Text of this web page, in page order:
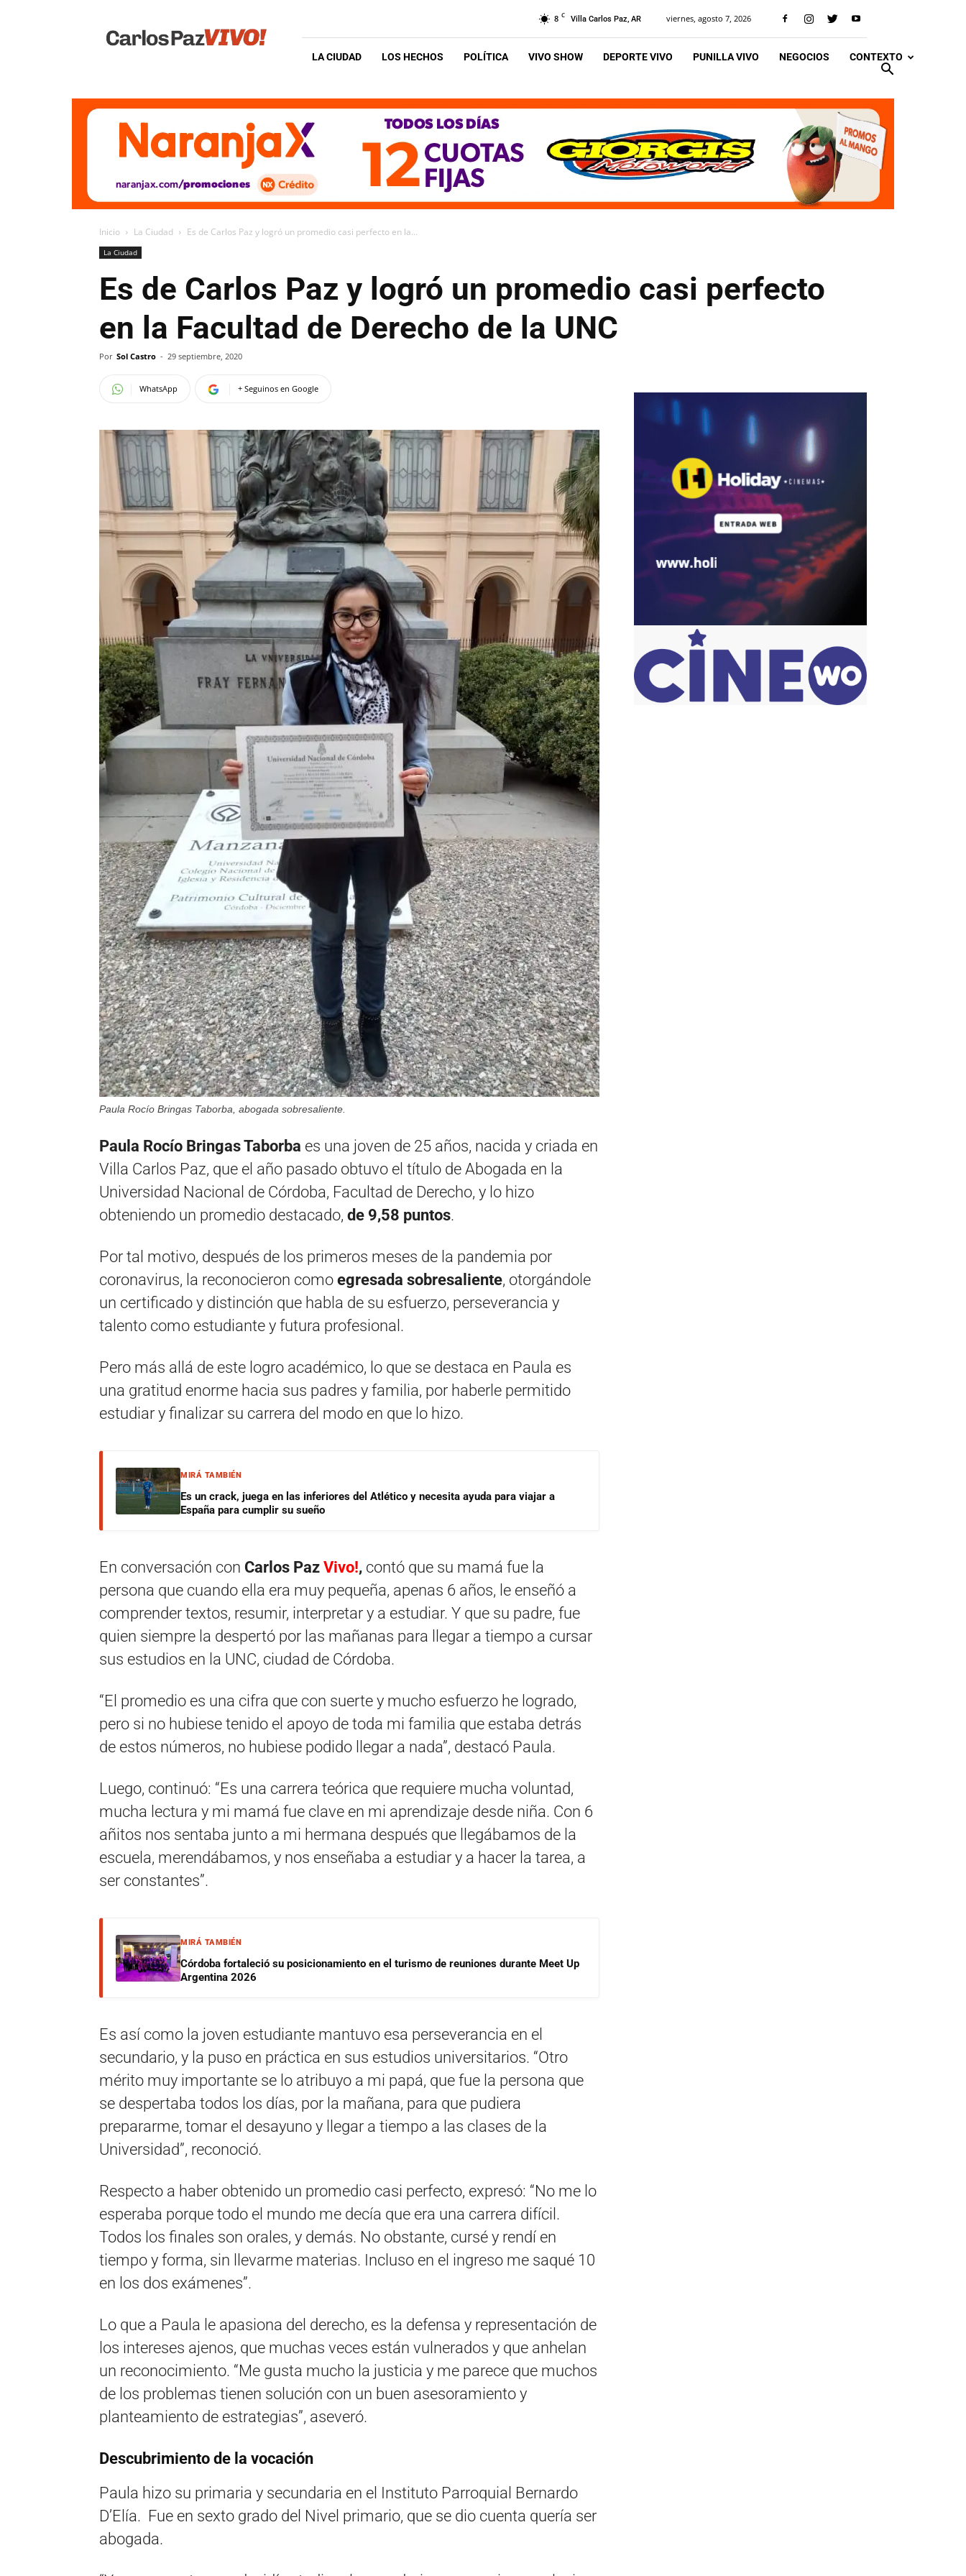
Vivo
8 C Villa Carlos Paz, AR viernes, agosto 7, 2026
LA CIUDAD LOS HECHOS POLÍTICA VIVO SHOW DEPORTE VIVO PUNILLA VIVO NEGOCIOS CONTEXTO
Inicio La Ciudad Es de Carlos Paz y logró un promedio casi perfecto en la...
La Ciudad
Es de Carlos Paz y logró un promedio casi perfecto
en la Facultad de Derecho de la UNC
Por Sol Castro - 29 septiembre, 2020
WhatsApp + Seguinos en Google
Paula Rocío Bringas Taborba, abogada sobresaliente.
Paula Rocío Bringas Taborba es una joven de 25 años, nacida y criada en
Villa Carlos Paz, que el año pasado obtuvo el título de Abogada en la
Universidad Nacional de Córdoba, Facultad de Derecho, y lo hizo
obteniendo un promedio destacado, de 9,58 puntos.
Por tal motivo, después de los primeros meses de la pandemia por
coronavirus, la reconocieron como egresada sobresaliente, otorgándole
un certificado y distinción que habla de su esfuerzo, perseverancia y
talento como estudiante y futura profesional.
Pero más allá de este logro académico, lo que se destaca en Paula es
una gratitud enorme hacia sus padres y familia, por haberle permitido
estudiar y finalizar su carrera del modo en que lo hizo.
MIRÁ TAMBIÉN
Es un crack, juega en las inferiores del Atlético y necesita ayuda para viajar a
España para cumplir su sueño
En conversación con Carlos Paz Vivo!, contó que su mamá fue la
persona que cuando ella era muy pequeña, apenas 6 años, le enseñó a
comprender textos, resumir, interpretar y a estudiar. Y que su padre, fue
quien siempre la despertó por las mañanas para llegar a tiempo a cursar
sus estudios en la UNC, ciudad de Córdoba.
“El promedio es una cifra que con suerte y mucho esfuerzo he logrado,
pero si no hubiese tenido el apoyo de toda mi familia que estaba detrás
de estos números, no hubiese podido llegar a nada”, destacó Paula.
Luego, continuó: “Es una carrera teórica que requiere mucha voluntad,
mucha lectura y mi mamá fue clave en mi aprendizaje desde niña. Con 6
añitos nos sentaba junto a mi hermana después que llegábamos de la
escuela, merendábamos, y nos enseñaba a estudiar y a hacer la tarea, a
ser constantes”.
MIRÁ TAMBIÉN
Córdoba fortaleció su posicionamiento en el turismo de reuniones durante Meet Up
Argentina 2026
Es así como la joven estudiante mantuvo esa perseverancia en el
secundario, y la puso en práctica en sus estudios universitarios. “Otro
mérito muy importante se lo atribuyo a mi papá, que fue la persona que
se despertaba todos los días, por la mañana, para que pudiera
prepararme, tomar el desayuno y llegar a tiempo a las clases de la
Universidad”, reconoció.
Respecto a haber obtenido un promedio casi perfecto, expresó: “No me lo
esperaba porque todo el mundo me decía que era una carrera difícil.
Todos los finales son orales, y demás. No obstante, cursé y rendí en
tiempo y forma, sin llevarme materias. Incluso en el ingreso me saqué 10
en los dos exámenes”.
Lo que a Paula le apasiona del derecho, es la defensa y representación de
los intereses ajenos, que muchas veces están vulnerados y que anhelan
un reconocimiento. “Me gusta mucho la justicia y me parece que muchos
de los problemas tienen solución con un buen asesoramiento y
planteamiento de estrategias”, aseveró.
Descubrimiento de la vocación
Paula hizo su primaria y secundaria en el Instituto Parroquial Bernardo
D’Elía. Fue en sexto grado del Nivel primario, que se dio cuenta quería ser
abogada.